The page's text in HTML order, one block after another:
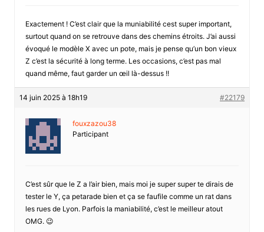
Exactement ! C’est clair que la muniabilité cest super important,
surtout quand on se retrouve dans des chemins étroits. J’ai aussi
évoqué le modèle X avec un pote, mais je pense qu’un bon vieux
Z c’est la sécurité à long terme. Les occasions, c’est pas mal
quand même, faut garder un œil là-dessus !!
14 juin 2025 à 18h19 #22179
fouxzazou38
Participant
C’est sûr que le Z a l’air bien, mais moi je super super te dirais de
tester le Y, ça petarade bien et ça se faufile comme un rat dans
les rues de Lyon. Parfois la maniabilité, c’est le meilleur atout
OMG. 😉